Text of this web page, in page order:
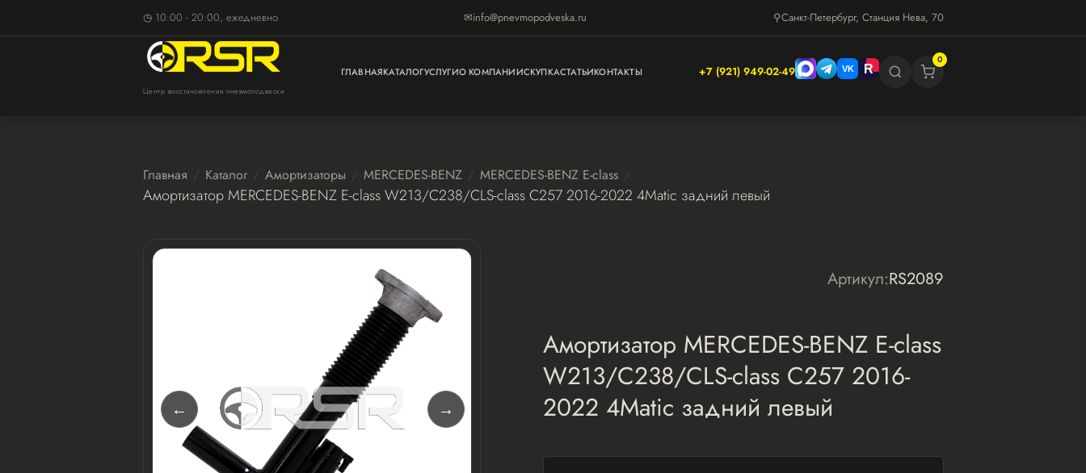
◷ 10:00 - 20:00, ежедневно ✉info@pnevmopodveska.ru ⚲Санкт-Петербург, Станция Нева, 70
Центр восстановления пневмоподвески
ГЛАВНАЯКАТАЛОГ О КОМПАНИИСКУПКАСТАТЬИКОНТАКТЫ
УСЛУГИ +7 (921) 949-02-49
0
Главная Каталог Амортизаторы MERCEDES-BENZ MERCEDES-BENZ E-class
Амортизатор MERCEDES-BENZ E-class W213/C238/CLS-class C257 2016-2022 4Matic задний левый
Артикул:RS2089
Амортизатор MERCEDES-BENZ E-class
W213/C238/CLS-class C257 2016-
2022 4Matic задний левый